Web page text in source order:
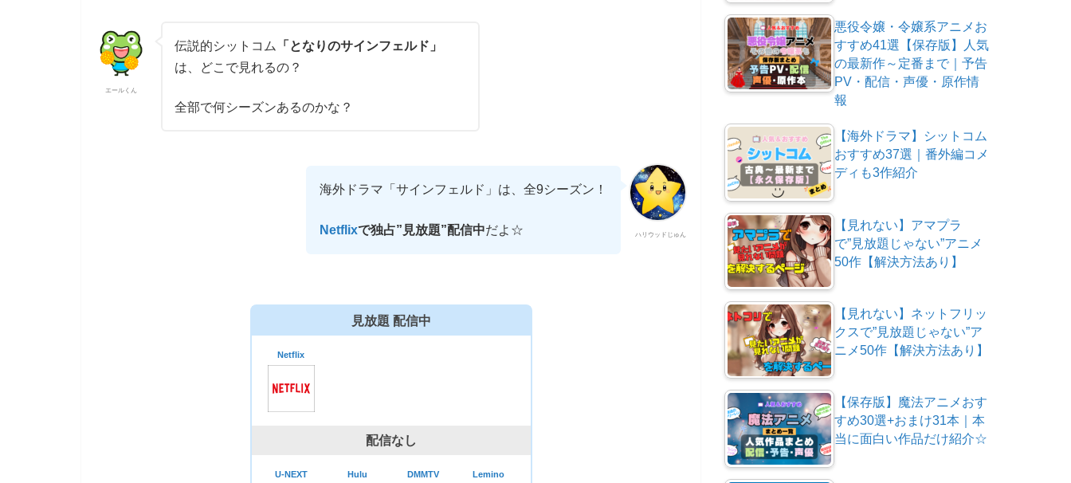
エールくん
伝説的シットコム
「となりのサインフェルド」
は、どこで見れるの？
全部で何シーズンあるのかな？
ハリウッドじゅん
海外ドラマ「サインフェルド」は、全9シーズン！
Netflixで独占”見放題”配信中だよ☆
見放題 配信中
Netflix
配信なし
U-NEXT Hulu DMMTV Lemino
悪役令嬢・令嬢系アニメお
すすめ41選【保存版】人気
の最新作～定番まで｜予告
PV・配信・声優・原作情
報
【海外ドラマ】シットコム
おすすめ37選｜番外編コメ
ディも3作紹介
【見れない】アマプラ
で”見放題じゃない”アニメ
50作【解決方法あり】
【見れない】ネットフリッ
クスで”見放題じゃない”ア
ニメ50作【解決方法あり】
【保存版】魔法アニメおす
すめ30選+おまけ31本｜本
当に面白い作品だけ紹介☆